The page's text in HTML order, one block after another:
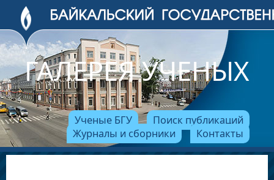
ГАЛЕРЕЯ УЧЕНЫХ
Ученые БГУ
Поиск публикаций
Журналы и сборники
Контакты